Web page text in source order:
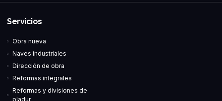
Servicios
Obra nueva
Naves industriales
Dirección de obra
Reformas integrales
Reformas y divisiones de
pladur